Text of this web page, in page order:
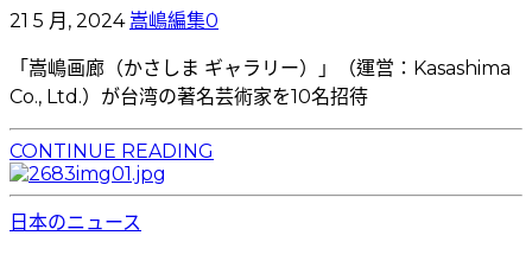
21 5 月, 2024嵩嶋編集0
「嵩嶋画廊（かさしま ギャラリー）」（運営：Kasashima
Co., Ltd.）が台湾の著名芸術家を10名招待
CONTINUE READING
日本のニュース